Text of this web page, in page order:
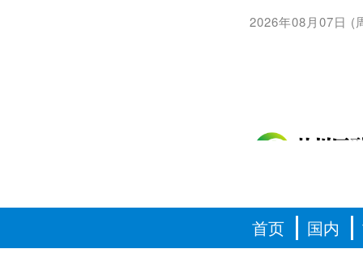
2026年08月07日 (
首页 国内